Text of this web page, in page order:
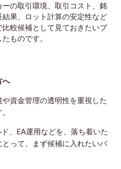
の取引環境、取引コスト、銘
果、ロット計算の安定性など
較候補として見ておきたいブ
たものです。
へ
資金管理の透明性を重視した
、EA運用などを、落ち着いた
って、まず候補に入れたいバ